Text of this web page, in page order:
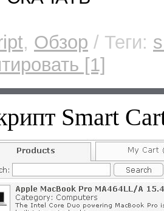
, Обзор / Теги:
[1]
Smart